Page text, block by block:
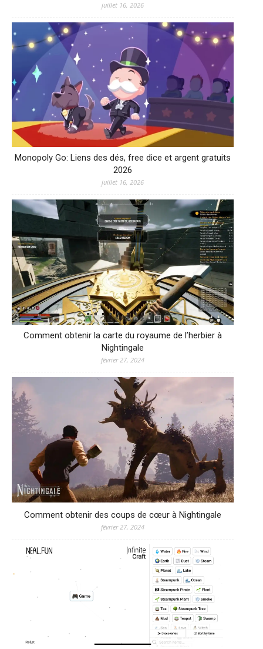
juillet 16, 2026
Monopoly Go: Liens des dés, free dice et argent gratuits
2026
juillet 16, 2026
Comment obtenir la carte du royaume de l’herbier à
Nightingale
février 27, 2024
Comment obtenir des coups de cœur à Nightingale
février 27, 2024